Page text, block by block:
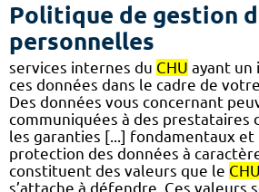
Politique de gestion
personnelles
services internes du CHU ayant un
ces données dans le cadre de
Des données vous concernant
communiquées à des prestataires
les garanties [...] fondamentaux
protection des données à
constituent des valeurs que le CHU
s’attache à défendre. Ces valeurs